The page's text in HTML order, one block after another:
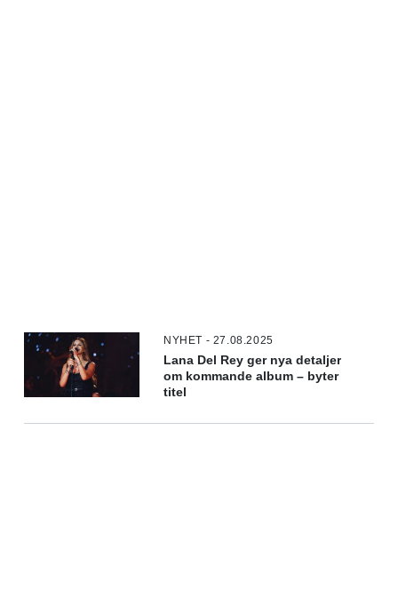
NYHET - 27.08.2025
Lana Del Rey ger nya detaljer
om kommande album – byter
titel